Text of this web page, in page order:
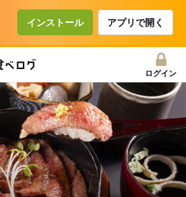
インストール アプリで開く
ログイン